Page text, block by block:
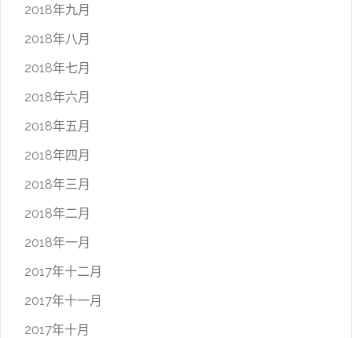
2018年九月
2018年八月
2018年七月
2018年六月
2018年五月
2018年四月
2018年三月
2018年二月
2018年一月
2017年十二月
2017年十一月
2017年十月